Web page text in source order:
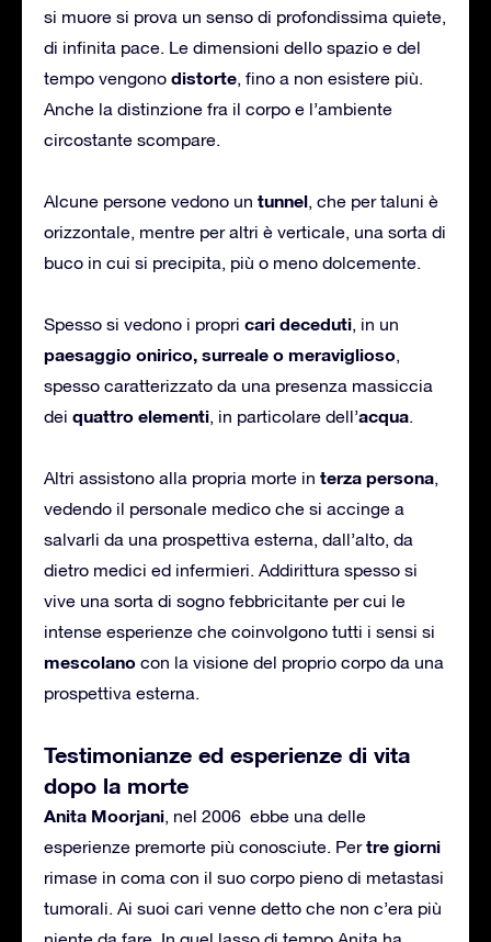
si muore si prova un senso di profondissima quiete,
di infinita pace. Le dimensioni dello spazio e del
tempo vengono distorte, fino a non esistere più.
Anche la distinzione fra il corpo e l’ambiente
circostante scompare.
Alcune persone vedono un tunnel, che per taluni è
orizzontale, mentre per altri è verticale, una sorta di
buco in cui si precipita, più o meno dolcemente.
Spesso si vedono i propri cari deceduti, in un
paesaggio onirico, surreale o meraviglioso,
spesso caratterizzato da una presenza massiccia
dei quattro elementi, in particolare dell’acqua.
Altri assistono alla propria morte in terza persona,
vedendo il personale medico che si accinge a
salvarli da una prospettiva esterna, dall’alto, da
dietro medici ed infermieri. Addirittura spesso si
vive una sorta di sogno febbricitante per cui le
intense esperienze che coinvolgono tutti i sensi si
mescolano con la visione del proprio corpo da una
prospettiva esterna.
Testimonianze ed esperienze di vita
dopo la morte
Anita Moorjani, nel 2006 ebbe una delle
esperienze premorte più conosciute. Pertre giorni
rimase in coma con il suo corpo pieno di metastasi
tumorali. Ai suoi cari venne detto che non c’era più